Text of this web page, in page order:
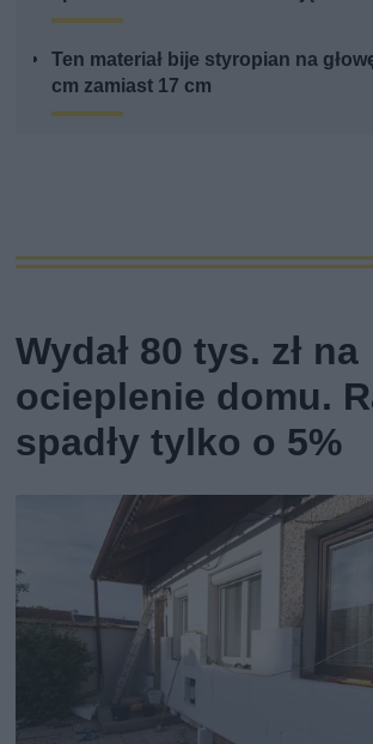
Ten materiał bije styropian na
cm zamiast 17 cm
Wydał 80 tys. zł na
ocieplenie domu.
spadły tylko o 5%